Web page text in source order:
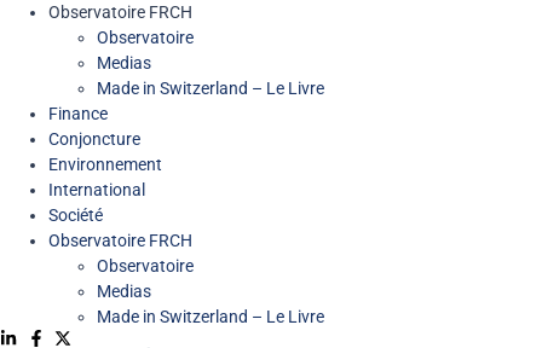
Observatoire FRCH
Observatoire
Medias
Made in Switzerland – Le Livre
Finance
Conjoncture
Environnement
International
Société
Observatoire FRCH
Observatoire
Medias
Made in Switzerland – Le Livre